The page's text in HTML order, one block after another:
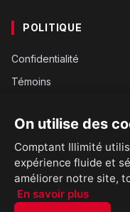
On utilise des
Comptant Illimité
expérience fluide et
améliorer notre site,
En savoir plus
POLITIQUE
Confidentialité
Témoins
Conditions
Expédition
Retours